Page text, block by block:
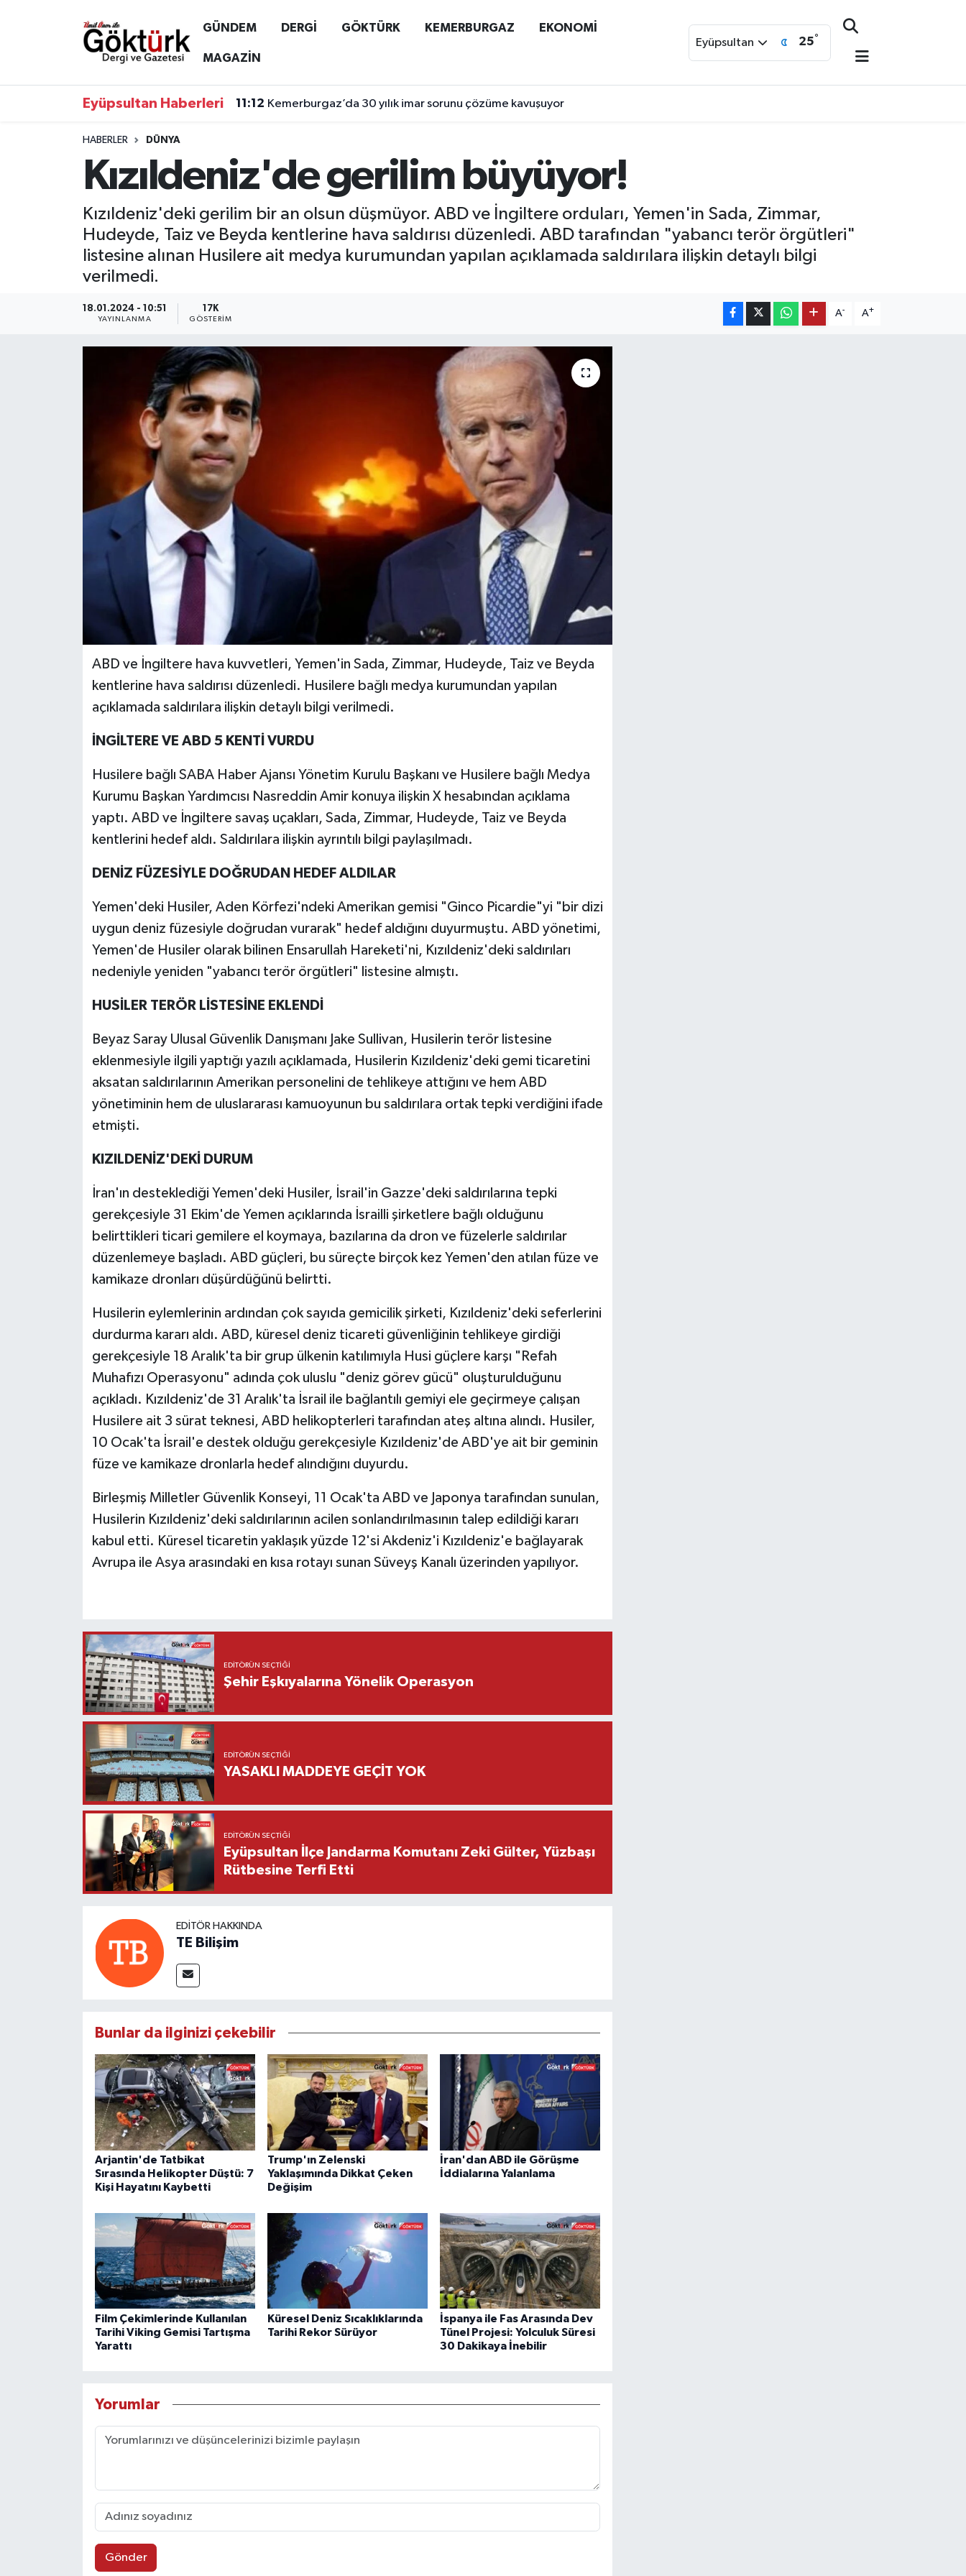
GÜNDEM DERGİ GÖKTÜRK KEMERBURGAZ EKONOMİ
MAGAZİN
Eyüpsultan 25°
Eyüpsultan Haberleri 11:12 Kemerburgaz’da 30 yılık imar sorunu çözüme kavuşuyor
HABERLER DÜNYA
Kızıldeniz'de gerilim büyüyor!
Kızıldeniz'deki gerilim bir an olsun düşmüyor. ABD ve İngiltere orduları, Yemen'in Sada, Zimmar,
Hudeyde, Taiz ve Beyda kentlerine hava saldırısı düzenledi. ABD tarafından "yabancı terör örgütleri"
listesine alınan Husilere ait medya kurumundan yapılan açıklamada saldırılara ilişkin detaylı bilgi
verilmedi.
18.01.2024 - 10:51
YAYINLANMA
17K
GÖSTERIM
A- A+
ABD ve İngiltere hava kuvvetleri, Yemen'in Sada, Zimmar, Hudeyde, Taiz ve Beyda
kentlerine hava saldırısı düzenledi. Husilere bağlı medya kurumundan yapılan
açıklamada saldırılara ilişkin detaylı bilgi verilmedi.
İNGİLTERE VE ABD 5 KENTİ VURDU
Husilere bağlı SABA Haber Ajansı Yönetim Kurulu Başkanı ve Husilere bağlı Medya
Kurumu Başkan Yardımcısı Nasreddin Amir konuya ilişkin X hesabından açıklama
yaptı. ABD ve İngiltere savaş uçakları, Sada, Zimmar, Hudeyde, Taiz ve Beyda
kentlerini hedef aldı. Saldırılara ilişkin ayrıntılı bilgi paylaşılmadı.
DENİZ FÜZESİYLE DOĞRUDAN HEDEF ALDILAR
Yemen'deki Husiler, Aden Körfezi'ndeki Amerikan gemisi "Ginco Picardie"yi "bir dizi
uygun deniz füzesiyle doğrudan vurarak" hedef aldığını duyurmuştu. ABD yönetimi,
Yemen'de Husiler olarak bilinen Ensarullah Hareketi'ni, Kızıldeniz'deki saldırıları
nedeniyle yeniden "yabancı terör örgütleri" listesine almıştı.
HUSİLER TERÖR LİSTESİNE EKLENDİ
Beyaz Saray Ulusal Güvenlik Danışmanı Jake Sullivan, Husilerin terör listesine
eklenmesiyle ilgili yaptığı yazılı açıklamada, Husilerin Kızıldeniz'deki gemi ticaretini
aksatan saldırılarının Amerikan personelini de tehlikeye attığını ve hem ABD
yönetiminin hem de uluslararası kamuoyunun bu saldırılara ortak tepki verdiğini ifade
etmişti.
KIZILDENİZ'DEKİ DURUM
İran'ın desteklediği Yemen'deki Husiler, İsrail'in Gazze'deki saldırılarına tepki
gerekçesiyle 31 Ekim'de Yemen açıklarında İsrailli şirketlere bağlı olduğunu
belirttikleri ticari gemilere el koymaya, bazılarına da dron ve füzelerle saldırılar
düzenlemeye başladı. ABD güçleri, bu süreçte birçok kez Yemen'den atılan füze ve
kamikaze dronları düşürdüğünü belirtti.
Husilerin eylemlerinin ardından çok sayıda gemicilik şirketi, Kızıldeniz'deki seferlerini
durdurma kararı aldı. ABD, küresel deniz ticareti güvenliğinin tehlikeye girdiği
gerekçesiyle 18 Aralık'ta bir grup ülkenin katılımıyla Husi güçlere karşı "Refah
Muhafızı Operasyonu" adında çok uluslu "deniz görev gücü" oluşturulduğunu
açıkladı. Kızıldeniz'de 31 Aralık'ta İsrail ile bağlantılı gemiyi ele geçirmeye çalışan
Husilere ait 3 sürat teknesi, ABD helikopterleri tarafından ateş altına alındı. Husiler,
10 Ocak'ta İsrail'e destek olduğu gerekçesiyle Kızıldeniz'de ABD'ye ait bir geminin
füze ve kamikaze dronlarla hedef alındığını duyurdu.
Birleşmiş Milletler Güvenlik Konseyi, 11 Ocak'ta ABD ve Japonya tarafından sunulan,
Husilerin Kızıldeniz'deki saldırılarının acilen sonlandırılmasının talep edildiği kararı
kabul etti. Küresel ticaretin yaklaşık yüzde 12'si Akdeniz'i Kızıldeniz'e bağlayarak
Avrupa ile Asya arasındaki en kısa rotayı sunan Süveyş Kanalı üzerinden yapılıyor.
EDITÖRÜN SEÇTIĞI
Şehir Eşkıyalarına Yönelik Operasyon
EDITÖRÜN SEÇTIĞI
YASAKLI MADDEYE GEÇİT YOK
EDITÖRÜN SEÇTIĞI
Eyüpsultan İlçe Jandarma Komutanı Zeki Gülter, Yüzbaşı
Rütbesine Terfi Etti
EDITÖR HAKKINDA
TE Bilişim
Bunlar da ilginizi çekebilir
Arjantin'de Tatbikat
Sırasında Helikopter Düştü: 7
Kişi Hayatını Kaybetti
Trump'ın Zelenski
Yaklaşımında Dikkat Çeken
Değişim
İran'dan ABD ile Görüşme
İddialarına Yalanlama
Film Çekimlerinde Kullanılan
Tarihi Viking Gemisi Tartışma
Yarattı
Küresel Deniz Sıcaklıklarında
Tarihi Rekor Sürüyor
İspanya ile Fas Arasında Dev
Tünel Projesi: Yolculuk Süresi
30 Dakikaya İnebilir
Yorumlar
Gönder
Anne Çocuk
EKONOMİ
GÖKTÜRK
GÜNDEM
KEMERBURGAZ
Eyüpsultan Hava Durumu
Tüm Manşetler
Haber Arşivi